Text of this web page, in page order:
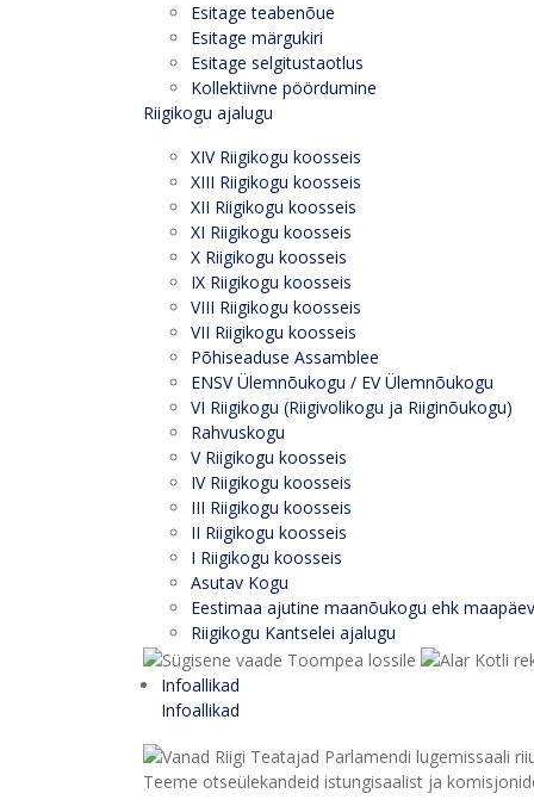
Esitage teabenõue
Esitage märgukiri
Esitage selgitustaotlus
Kollektiivne pöördumine
Riigikogu ajalugu
XIV Riigikogu koosseis
XIII Riigikogu koosseis
XII Riigikogu koosseis
XI Riigikogu koosseis
X Riigikogu koosseis
IX Riigikogu koosseis
VIII Riigikogu koosseis
VII Riigikogu koosseis
Põhiseaduse Assamblee
ENSV Ülemnõukogu / EV Ülemnõukogu
VI Riigikogu (Riigivolikogu ja Riiginõukogu)
Rahvuskogu
V Riigikogu koosseis
IV Riigikogu koosseis
III Riigikogu koosseis
II Riigikogu koosseis
I Riigikogu koosseis
Asutav Kogu
Eestimaa ajutine maanõukogu ehk maapäev
Riigikogu Kantselei ajalugu
Infoallikad
Infoallikad
Teeme otseülekandeid istungisaalist ja